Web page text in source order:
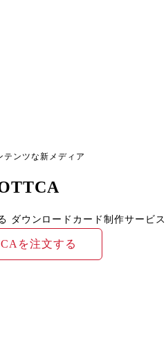
テンツな新メディア
ダウンロードカード制作サービス
を注文する